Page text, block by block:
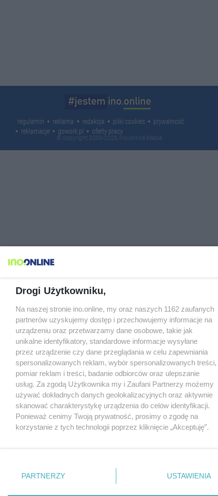
regulamin reklama redakcja pliki cookies
prywatność
reklamacje
gowork.pl oferty pracy
© copyright 2000-2026 Ino-online Media
Drogi Użytkowniku,
Na naszej stronie ino.online, my oraz naszych 1162 zaufanych
partnerów uzyskujemy dostęp i przechowujemy informacje na
urządzeniu oraz przetwarzamy dane osobowe, takie jak
unikalne identyfikatory, standardowe informacje wysyłane
przez urządzenie czy dane przeglądania w celu zapewniania
spersonalizowanych reklam, wybór spersonalizowanych treści,
pomiar reklam i treści, badanie odbiorców oraz ulepszanie
usług. Za zgodą Użytkownika my i Zaufani Partnerzy możemy
używać dokładnych danych geolokalizacyjnych oraz aktywnie
skanować charakterystykę urządzenia do celów identyfikacji.
Ponieważ cenimy Twoją prywatność, prosimy o zgodę na
korzystanie z tych technologii poprzez kliknięcie „Akceptuję”.
nie wymagają zgody użytkownika, ale masz prawo sprzeciwić
się takiemu przetwarzaniu. Preferencje będą miały
PARTNERZY USTAWIENIA